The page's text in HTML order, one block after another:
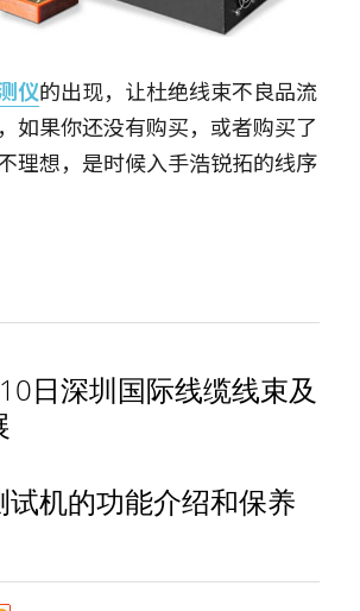
仪的出现，让杜绝线束不良品流
如果你还没有购买，或者购买了
理想，是时候入手浩锐拓的线序
日深圳国际线缆线束及
试机的功能介绍和保养